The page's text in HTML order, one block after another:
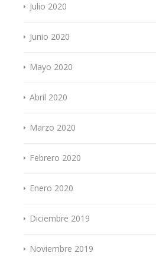
Julio 2020
Junio 2020
Mayo 2020
Abril 2020
Marzo 2020
Febrero 2020
Enero 2020
Diciembre 2019
Noviembre 2019